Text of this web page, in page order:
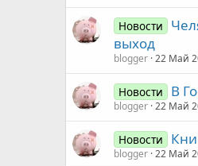
Новости
выход
blogger 22 Май
Новости В
blogger 22 Май
Новости
blogger 22 Май